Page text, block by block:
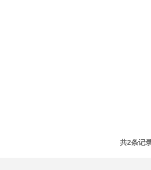
共2条记